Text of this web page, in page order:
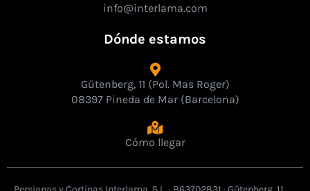
info@interlama.com
Dónde estamos
Gütenberg, 11 (Pol. Mas Roger)
08397 Pineda de Mar (Barcelona)
Cómo llegar